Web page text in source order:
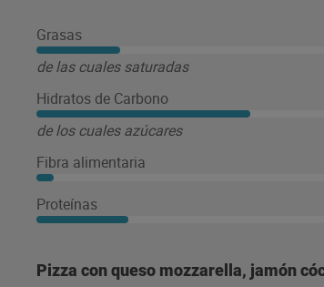
Grasas
de las cuales saturadas
Hidratos de Carbono
de los cuales azúcares
Fibra alimentaria
Proteínas
Pizza con queso mozzarella, jamón